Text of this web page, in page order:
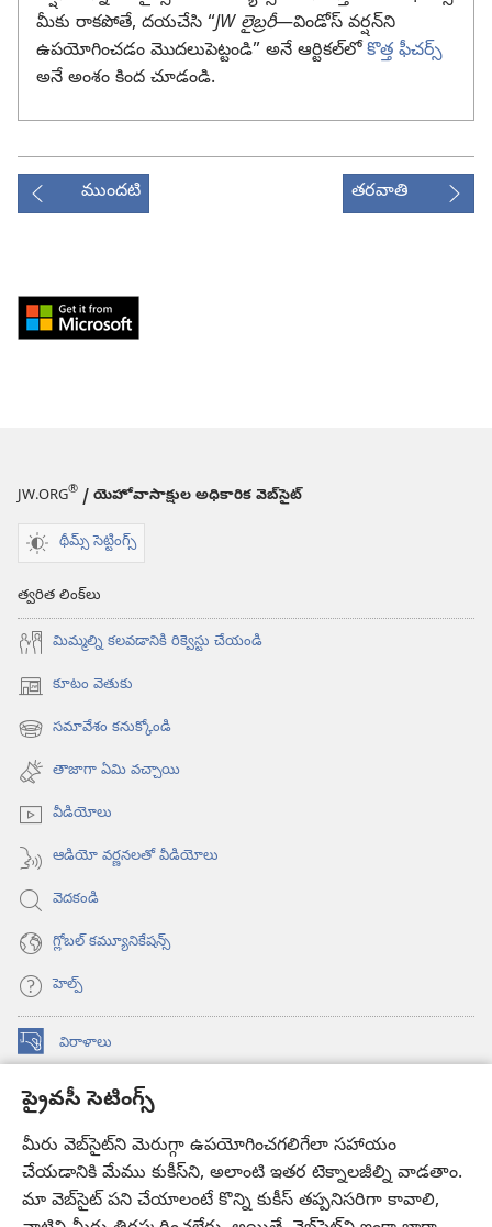
ప్రైవసీ సెటింగ్స్
మీరు వెబ్‌సైట్‌ని మెరుగ్గా ఉపయోగించగలిగేలా సహాయం
చేయడానికి మేము కుకీస్‌ని, అలాంటి ఇతర టెక్నాలజీల్ని వాడతాం.
మా వెబ్‌సైట్‌ పని చేయాలంటే కొన్ని కుకీస్‌ తప్పనిసరిగా కావాలి,
మీకు రాకపోతే, దయచేసి “JW లైబ్రరీ​—విండోస్‌ వర్షన్‌ని
ఉపయోగించడం మొదలుపెట్టండి” అనే ఆర్టికల్‌లోకొత్త ఫీచర్స్‌
అనే అంశం కింద చూడండి.
ముందటి తరవాతి
Download
from
అవుతుంది)
JW.ORG® / యెహోవాసాక్షుల అధికారిక వెబ్‌సైట్‌
థీమ్స్ సెట్టింగ్స్
త్వరిత లింక్‌లు
మిమ్మల్ని కలవడానికి రిక్వెస్టు చేయండి
కూటం వెతుకు
(కొత్త
విండో
ఓపెన్‌
అవుతుంది)
సమావేశం కనుక్కోండి
(కొత్త
విండో
ఓపెన్‌
అవుతుంది)
తాజాగా ఏమి వచ్చాయి
వీడియోలు
ఆడియో వర్ణనలతో వీడియోలు
వెదకండి
గ్లోబల్‌ కమ్యూనికేషన్స్‌
హెల్ప్‌
విరాళాలు
(కొత్త
ఓపెన్‌ కావలికోట ఆన్‌లైన్‌ లైబ్రరీ
(కొత్త
విండో
ఓపెన్‌
అవుతుంది)
JW Hub
(కొత్త
విండో
ఓపెన్‌
JW లైబ్రరీ